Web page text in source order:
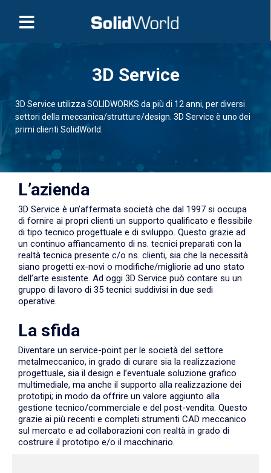
3D Service
3D Service utilizza SOLIDWORKS da più di 12 anni, per diversi
settori della meccanica/strutture/design. 3D Service è uno dei
primi clienti SolidWorld.
L’azienda
3D Service è un’affermata società che dal 1997 si occupa
di fornire ai propri clienti un supporto qualificato e flessibile
di tipo tecnico progettuale e di sviluppo. Questo grazie ad
un continuo affiancamento di ns. tecnici preparati con la
realtà tecnica presente c/o ns. clienti, sia che la necessità
siano progetti ex-novi o modifiche/migliorie ad uno stato
dell’arte esistente. Ad oggi 3D Service può contare su un
gruppo di lavoro di 35 tecnici suddivisi in due sedi
operative.
La sfida
Diventare un service-point per le società del settore
metalmeccanico, in grado di curare sia la realizzazione
progettuale, sia il design e l’eventuale soluzione grafico
multimediale, ma anche il supporto alla realizzazione dei
prototipi; in modo da offrire un valore aggiunto alla
gestione tecnico/commerciale e del post-vendita. Questo
grazie ai più recenti e completi strumenti CAD meccanico
sul mercato e ad collaborazioni con realtà in grado di
costruire il prototipo e/o il macchinario.